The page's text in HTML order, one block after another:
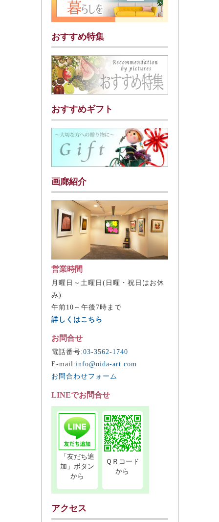
おすすめ特集
おすすめギフト
画廊紹介
営業時間
月曜日～土曜日(日曜・祝日はお休
み)
午前10～午後7時まで
詳しくはこちら
お問合せ
電話番号:03-3562-1740
E-mail:info@oida-art.com
お問合わせフォーム
LINEでお問合せ
「友だち追
加」ボタン
から
ＱＲコード
から
アクセス